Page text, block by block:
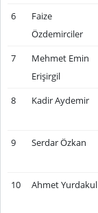
6
Faize
Özdemirciler
7
Mehmet Emin
Erişirgil
8 Kadir Aydemir
9 Serdar Özkan
10 Ahmet Yurdakul